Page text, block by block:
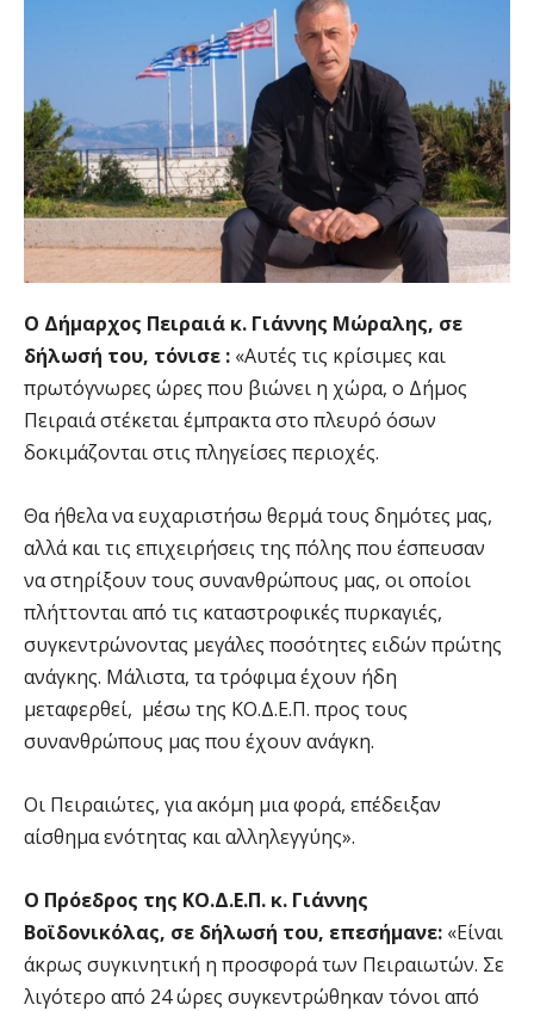
Ο Δήμαρχος Πειραιά κ. Γιάννης Μώραλης, σε
δήλωσή του, τόνισε : «Αυτές τις κρίσιμες και
πρωτόγνωρες ώρες που βιώνει η χώρα, ο Δήμος
Πειραιά στέκεται έμπρακτα στο πλευρό όσων
δοκιμάζονται στις πληγείσες περιοχές.
Θα ήθελα να ευχαριστήσω θερμά τους δημότες μας,
αλλά και τις επιχειρήσεις της πόλης που έσπευσαν
να στηρίξουν τους συνανθρώπους μας, οι οποίοι
πλήττονται από τις καταστροφικές πυρκαγιές,
συγκεντρώνοντας μεγάλες ποσότητες ειδών πρώτης
ανάγκης. Μάλιστα, τα τρόφιμα έχουν ήδη
μεταφερθεί, μέσω της ΚΟ.Δ.Ε.Π. προς τους
συνανθρώπους μας που έχουν ανάγκη.
Οι Πειραιώτες, για ακόμη μια φορά, επέδειξαν
αίσθημα ενότητας και αλληλεγγύης».
Ο Πρόεδρος της ΚΟ.Δ.Ε.Π. κ. Γιάννης
Βοϊδονικόλας, σε δήλωσή του, επεσήμανε: «Είναι
άκρως συγκινητική η προσφορά των Πειραιωτών. Σε
λιγότερο από 24 ώρες συγκεντρώθηκαν τόνοι από